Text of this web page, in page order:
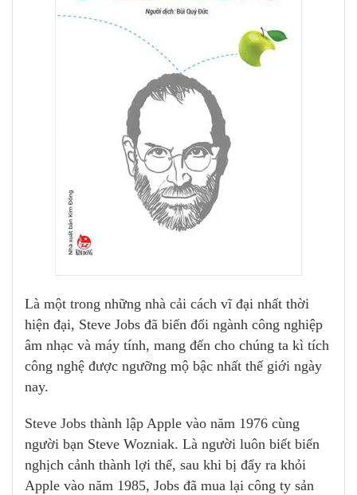
Là một trong những nhà cải cách vĩ đại nhất thời
hiện đại, Steve Jobs đã biến đổi ngành công nghiệp
âm nhạc và máy tính, mang đến cho chúng ta kì tích
công nghệ được ngưỡng mộ bậc nhất thế giới ngày
nay.
Steve Jobs thành lập Apple vào năm 1976 cùng
người bạn Steve Wozniak. Là người luôn biết biến
nghịch cảnh thành lợi thế, sau khi bị đẩy ra khỏi
Apple vào năm 1985, Jobs đã mua lại công ty sản